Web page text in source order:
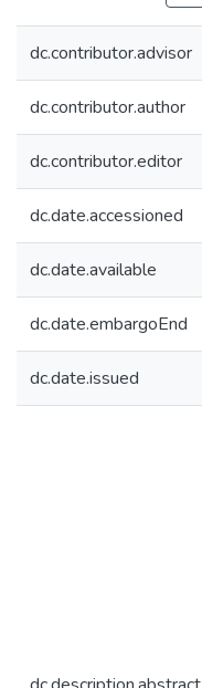
dc.contributor.advisor
dc.contributor.author
dc.contributor.editor
dc.date.accessioned
dc.date.available
dc.date.embargoEnd
dc.date.issued